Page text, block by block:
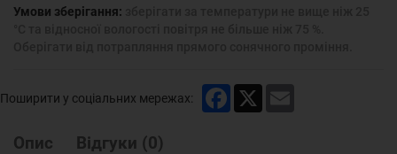
Умови зберігання:
Поширити у соціальних мережах: Facebook
Опис Відгуки (0)